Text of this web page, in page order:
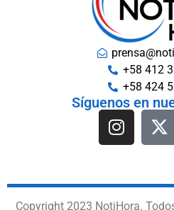
+58 412
+58 424
Síguenos en
Copyright 2023 NotiHora.